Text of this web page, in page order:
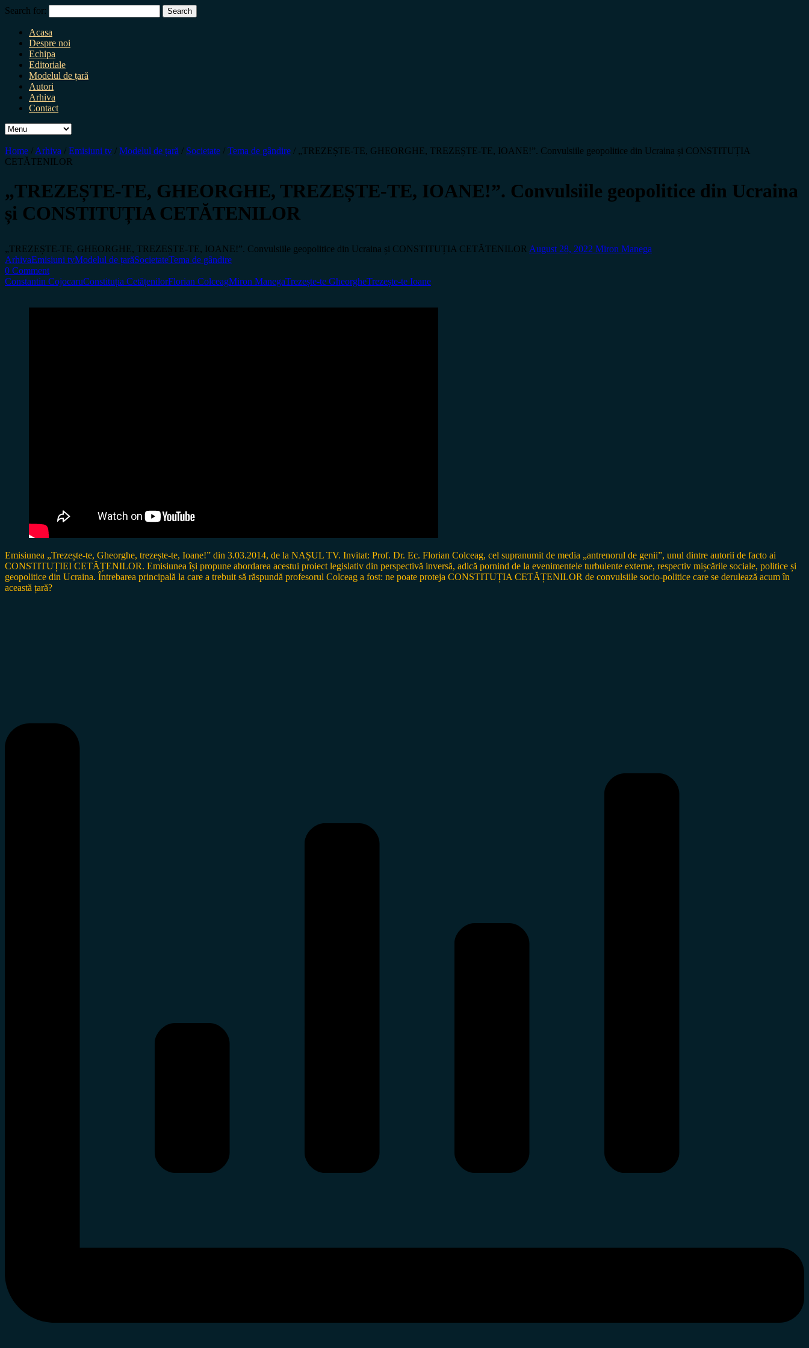
Search for:
Acasa
Despre noi
Echipa
Editoriale
Modelul de țară
Autori
Arhiva
Contact
Home / Arhiva / Emisiuni tv / Modelul de țară / Societate / Tema de gândire / „TREZEȘTE-TE, GHEORGHE, TREZEȘTE-TE, IOANE!”. Convulsiile geopolitice din Ucraina și CONSTITUȚIA
CETĂTENILOR
„TREZEȘTE-TE, GHEORGHE, TREZEȘTE-TE, IOANE!”. Convulsiile geopolitice din Ucraina
și CONSTITUȚIA CETĂTENILOR
„TREZEȘTE-TE, GHEORGHE, TREZEȘTE-TE, IOANE!”. Convulsiile geopolitice din Ucraina și CONSTITUȚIA CETĂTENILOR August 28, 2022 Miron Manega
ArhivaEmisiuni tvModelul de țarăSocietateTema de gândire
0 Comment
Constantin CojocaruConstituția CetățenilorFlorian ColceagMiron ManegaTrezește-te GheorgheTrezește-te Ioane
Emisiunea „Trezește-te, Gheorghe, trezește-te, Ioane!” din 3.03.2014, de la NAȘUL TV. Invitat: Prof. Dr. Ec. Florian Colceag, cel supranumit de media „antrenorul de genii”, unul dintre autorii de facto ai
CONSTITUȚIEI CETĂȚENILOR. Emisiunea își propune abordarea acestui proiect legislativ din perspectivă inversă, adică pornind de la evenimentele turbulente externe, respectiv mișcările sociale, politice și
geopolitice din Ucraina. Întrebarea principală la care a trebuit să răspundă profesorul Colceag a fost: ne poate proteja CONSTITUȚIA CETĂȚENILOR de convulsiile socio-politice care se derulează acum în
această țară?